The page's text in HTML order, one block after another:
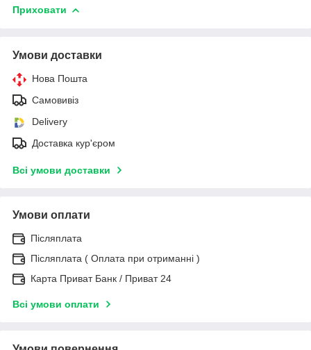
Приховати
Умови доставки
Нова Пошта
Самовивіз
Delivery
Доставка кур'єром
Всі умови доставки
Умови оплати
Післяплата
Післяплата ( Оплата при отриманні )
Карта Приват Банк / Приват 24
Всі умови оплати